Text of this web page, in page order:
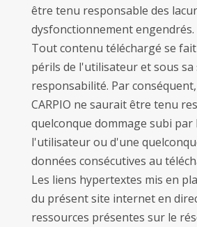
être tenu responsable des
dysfonctionnement engendrés.
Tout contenu téléchargé se
périls de l'utilisateur et sous sa
responsabilité. Par
CARPIO ne saurait être tenu
quelconque dommage subi
l'utilisateur ou d'une
données consécutives au
Les liens hypertextes mis en
du présent site internet en
ressources présentes sur le